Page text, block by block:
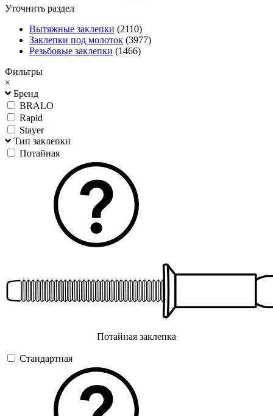
Уточнить раздел
Вытяжные заклепки (2110)
Заклепки под молоток (3977)
Резьбовые заклепки (1466)
Фильтры
×
Бренд
BRALO
Rapid
Stayer
Тип заклепки
Потайная
Потайная заклепка
Стандартная